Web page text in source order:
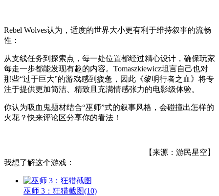
Rebel Wolves认为，适度的世界大小更有利于维持叙事的流畅
性：
从支线任务到探索点，每一处位置都经过精心设计，确保玩家
每走一步都能发现有趣的内容。Tomaszkiewicz坦言自己也对
那些“过于巨大”的游戏感到疲惫，因此《黎明行者之血》将专
注于提供更加简洁、精致且充满情感张力的电影级体验。
你认为吸血鬼题材结合“巫师”式的叙事风格，会碰撞出怎样的
火花？快来评论区分享你的看法！
【来源：游民星空】
我想了解这个游戏：
巫师 3：狂猎截图(10)